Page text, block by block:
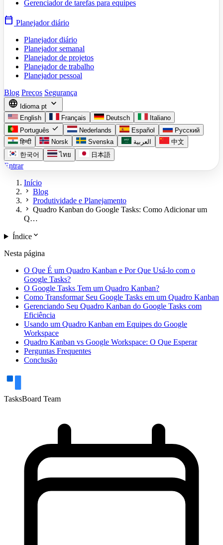
Gerenciador de tarefas para equipes
calendar_today Planejador diário
Planejador diário
Planejador semanal
Planejador de projetos
Planejador de trabalho
Planejador pessoal
Blog Preços Segurança
language Idioma pt expand_more
English Français Deutsch
Italiano
Português check Nederlands Español
Русский
हिन्दी
Norsk Svenska العربية
中文
한국어
ไทย 日本語
Entrar
Início
chevron_right Blog
chevron_right Produtividade e Planejamento
chevron_right Quadro Kanban do Google Tasks: Como Adicionar um
Q…
Índiceexpand_more
Nesta página
O Que É um Quadro Kanban e Por Que Usá-lo com o
Google Tasks?
O Google Tasks Tem um Quadro Kanban?
Como Transformar Seu Google Tasks em um Quadro Kanban
Gerenciando Seu Quadro Kanban do Google Tasks com
Eficiência
Usando um Quadro Kanban em Equipes do Google
Workspace
Quadro Kanban vs Google Workspace: O Que Esperar
Perguntas Frequentes
Conclusão
TasksBoard Team